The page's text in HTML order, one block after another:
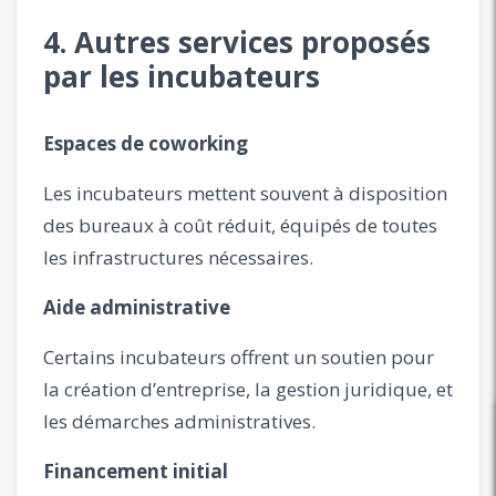
4. Autres services proposés
par les incubateurs
Espaces de coworking
Les incubateurs mettent souvent à disposition
des bureaux à coût réduit, équipés de toutes
les infrastructures nécessaires.
Aide administrative
Certains incubateurs offrent un soutien pour
la création d’entreprise, la gestion juridique, et
les démarches administratives.
Financement initial